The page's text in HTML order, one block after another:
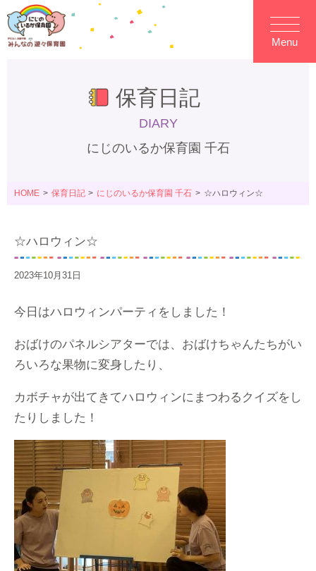
Menu
保育日記
DIARY
にじのいるか保育園 千石
HOME 保育日記 にじのいるか保育園 千石 ☆ハロウィン☆
☆ハロウィン☆
2023年10月31日
今日はハロウィンパーティをしました！
おばけのパネルシアターでは、おばけちゃんたちがい
ろいろな果物に変身したり、
カボチャが出てきてハロウィンにまつわるクイズをし
たりしました！